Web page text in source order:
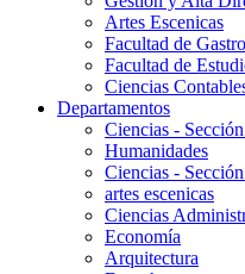
Artes Escenicas
Facultad de
Facultad de
Ciencias
Departamentos
Ciencias -
Humanidades
Ciencias -
artes escenicas
Ciencias
Economía
Arquitectura